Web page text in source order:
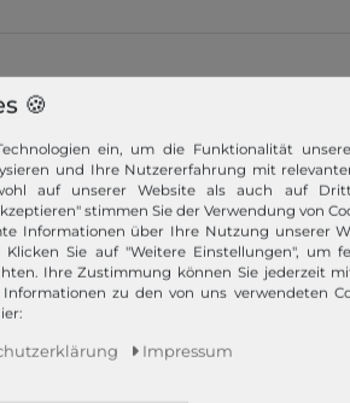
Versand!
Ihre Bestellung schnell per
Mehr dazu!
🍪
ein, um die Funktionalität
und Ihre Nutzererfahrung mit
auf unserer Website als auch auf
stimmen Sie der Verwendung von
Informationen über Ihre Nutzung unserer
Sie auf "Weitere Einstellungen", um
Ihre Zustimmung können Sie jederzeit
zu den von uns verwendeten
Impressum